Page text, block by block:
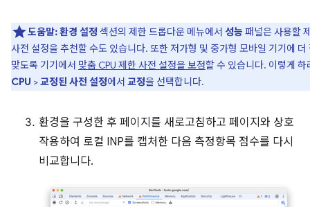
도움말:환경 설정 섹션의 제한 드롭다운 메뉴에서 성능 패널은 사용할
사전 설정을 추천할 수도 있습니다. 또한 저가형 및 중가형 모바일 기기에 더
맞도록 기기에서 맞춤 CPU 제한 사전 설정을 보정할 수 있습니다. 이렇게 하
CPU >교정된 사전 설정에서 교정을 선택합니다.
환경을 구성한 후 페이지를 새로고침하고 페이지와 상호
작용하여 로컬 INP를 캡처한 다음 측정항목 점수를 다시
비교합니다.